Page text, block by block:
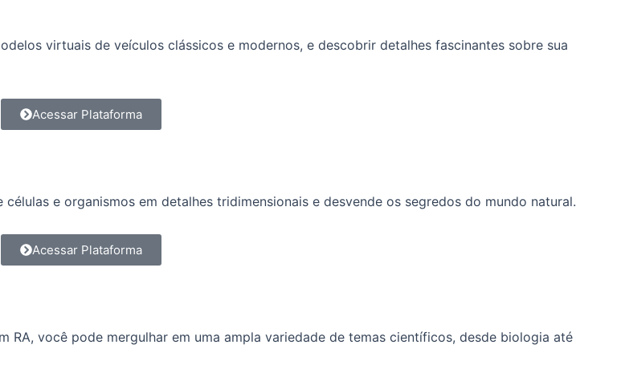
virtuais de veículos clássicos e modernos, e descobrir detalhes fascinantes sobre sua
Acessar Plataforma
e organismos em detalhes tridimensionais e desvende os segredos do mundo natural.
Acessar Plataforma
RA, você pode mergulhar em uma ampla variedade de temas científicos, desde biologia até